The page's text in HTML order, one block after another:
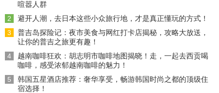
喧嚣人群
2 避开人潮，去日本这些小众旅行地，才是真正懂玩的方式！
3
普吉岛探险记：夜市美食与网红打卡店揭秘，攻略大放送，
让你的普吉之旅更有趣！
4
越南咖啡狂欢：胡志明市咖啡地图揭晓！走，一起去西贡喝
咖啡，感受浓郁越南咖啡的魅力！
5
韩国五星酒店推荐：奢华享受，畅游韩国时尚之都的顶级住
宿选择！